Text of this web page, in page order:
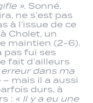
». Sonné,
ne s’est pas
à l’issue de ce
Cholet, un
maintien (2-6).
pas fui ses
fait d’ailleurs
erreur dans ma
– mais il a aussi
durs, à
: « Il y a eu une